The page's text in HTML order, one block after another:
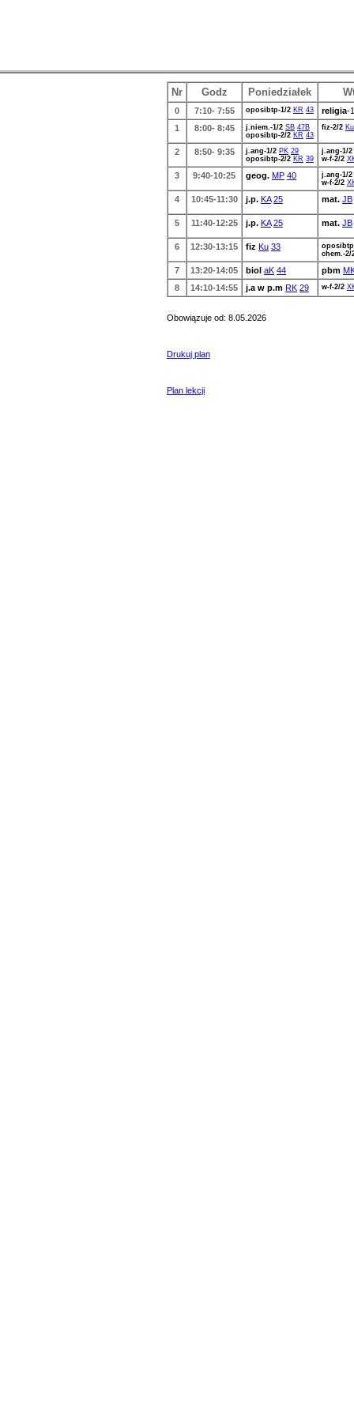
Nr Godz Poniedziałek
0 7:10- 7:55 oposibtp-1/2 KR 43 religia-
1
8:00- 8:45 j.niem.-1/2 SB 47B
oposibtp-2/2 KR 43
fiz-2/2 Ku
2 8:50- 9:35 j.ang-1/2 PK 29
oposibtp-2/2 KR 39
j.ang-1/2
w-f-2/2
3 9:40-10:25 geog. MP 40
j.ang-1/2
w-f-2/2
4 10:45-11:30 j.p. KA 25 mat. JB
5 11:40-12:25 j.p. KA 25 mat. JB
6 12:30-13:15 fiz Ku 33
chem.-2/
7 13:20-14:05 biol aK 44 pbm
8
14:10-14:55 j.a w p.m RK 29 w-f-2/2
Obowiązuje od: 8.05.2026
Drukuj plan
Plan lekcji